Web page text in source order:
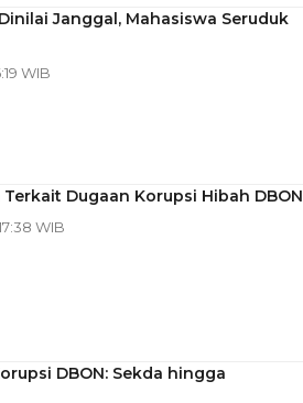
Janggal, Mahasiswa Seruduk
WIB
Dugaan Korupsi Hibah DBON
WIB
DBON: Sekda hingga